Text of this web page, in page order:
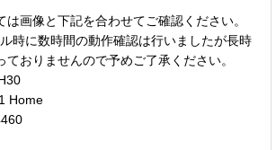
は画像と下記を合わせてご確認ください。
時に数時間の動作確認は行いましたが長時
ておりませんので予めご了承ください。
Home